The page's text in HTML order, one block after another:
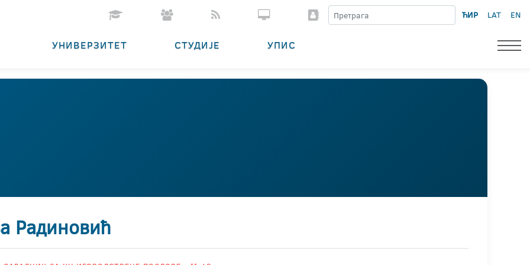
ЋИР LAT EN
УНИВЕРЗИТЕТ СТУДИЈЕ УПИС
Радиновић